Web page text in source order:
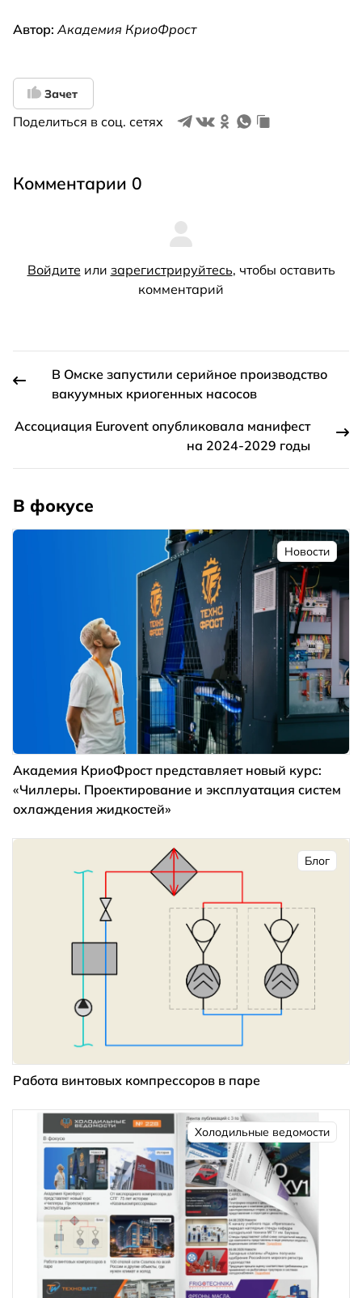
Автор: Академия КриоФрост
Зачет
Поделиться в соц. сетях
Комментарии 0
Войдите или зарегистрируйтесь, чтобы оставить
комментарий
В Омске запустили серийное производство
вакуумных криогенных насосов
Ассоциация Eurovent опубликовала манифест
на 2024-2029 годы
В фокусе
Новости
Академия КриоФрост представляет новый курс:
«Чиллеры. Проектирование и эксплуатация систем
охлаждения жидкостей»
Блог
Работа винтовых компрессоров в паре
Холодильные ведомости